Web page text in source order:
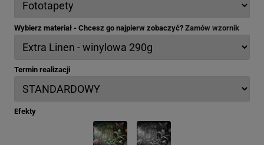
Wybierz materiał - Chcesz go najpierw zobaczyć? Zamów wzornik
Termin realizacji
Efekty